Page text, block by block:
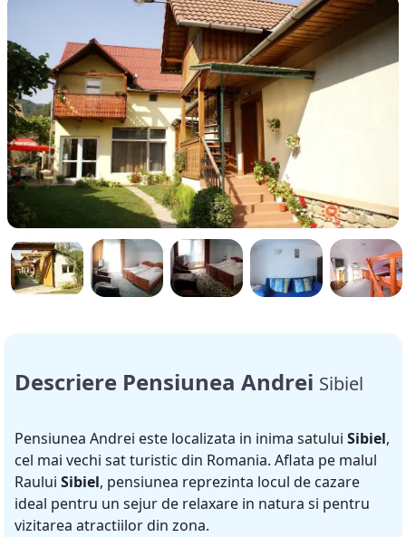
Descriere Pensiunea Andrei Sibiel
Pensiunea Andrei este localizata in inima satului Sibiel,
cel mai vechi sat turistic din Romania. Aflata pe malul
Raului Sibiel, pensiunea reprezinta locul de cazare
ideal pentru un sejur de relaxare in natura si pentru
vizitarea atractiilor din zona.